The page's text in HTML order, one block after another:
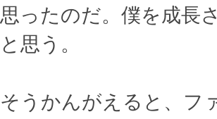
思ったのだ。僕を成長
と思う。
そうかんがえると、フ